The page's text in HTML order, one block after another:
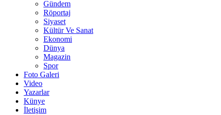
Gündem
Röportaj
Siyaset
Kültür Ve Sanat
Ekonomi
Dünya
Magazin
Spor
Foto Galeri
Video
Yazarlar
Künye
İletişim